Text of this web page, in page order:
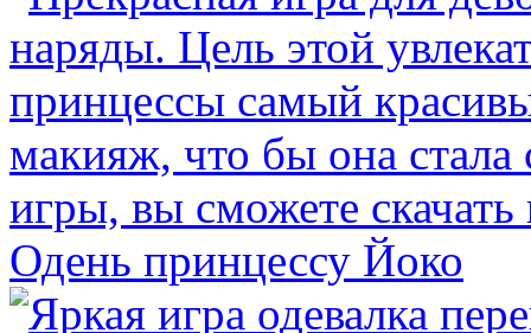
Одень принцессу Йоко